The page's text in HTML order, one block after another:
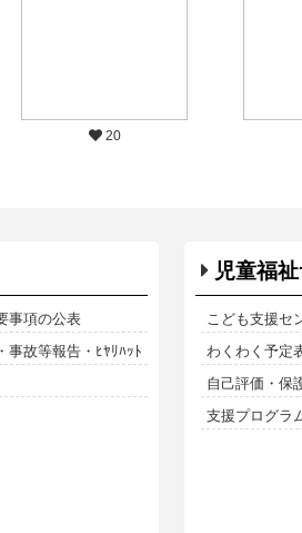
20
事項の公表
事故等報告・ﾋﾔﾘﾊｯﾄ
児童福
こども支援セ
わくわく予定
自己評価・保
支援プログラ